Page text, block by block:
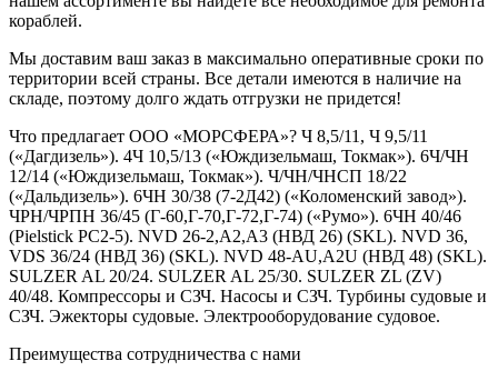
кораблей.
Мы доставим ваш заказ в максимально оперативные сроки по
территории всей страны. Все детали имеются в наличие на
складе, поэтому долго ждать отгрузки не придется!
Что предлагает ООО «МОРСФЕРА»? Ч 8,5/11, Ч 9,5/11
(«Дагдизель»). 4Ч 10,5/13 («Юждизельмаш, Токмак»). 6Ч/ЧН
12/14 («Юждизельмаш, Токмак»). Ч/ЧН/ЧНСП 18/22
(«Дальдизель»). 6ЧН 30/38 (7-2Д42) («Коломенский завод»).
ЧРН/ЧРПН 36/45 (Г-60,Г-70,Г-72,Г-74) («Румо»). 6ЧН 40/46
(Pielstick PC2-5). NVD 26-2,A2,A3 (НВД 26) (SKL). NVD 36,
VDS 36/24 (НВД 36) (SKL). NVD 48-AU,A2U (НВД 48) (SKL).
SULZER AL 20/24. SULZER AL 25/30. SULZER ZL (ZV)
40/48. Компрессоры и СЗЧ. Насосы и СЗЧ. Турбины судовые и
СЗЧ. Эжекторы судовые. Электрооборудование судовое.
Преимущества сотрудничества с нами